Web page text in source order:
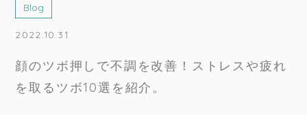
Blog
2022.10.31
顔のツボ押しで不調を改善！ストレスや疲れ
を取るツボ10選を紹介。